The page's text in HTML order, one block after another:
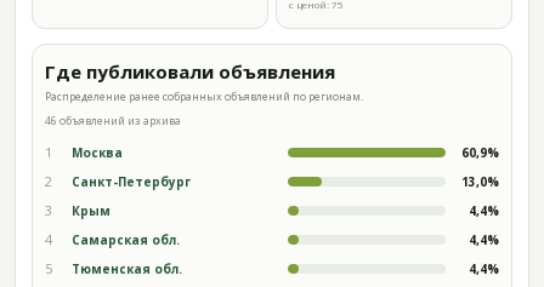
с ценой: 75
Где публиковали объявления
Распределение ранее собранных объявлений по регионам.
46 объявлений из архива
1 Москва 60,9%
2 Санкт-Петербург 13,0%
3 Крым 4,4%
4 Самарская обл. 4,4%
5 Тюменская обл. 4,4%